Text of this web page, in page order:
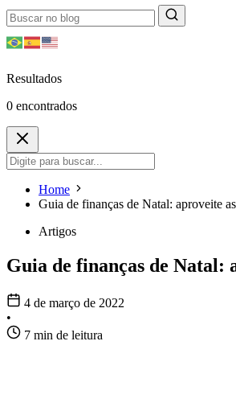
Resultados
0 encontrados
Home
Guia de finanças de Natal: aproveite
Artigos
Guia de finanças de Natal:
4 de março de 2022
•
7 min de leitura